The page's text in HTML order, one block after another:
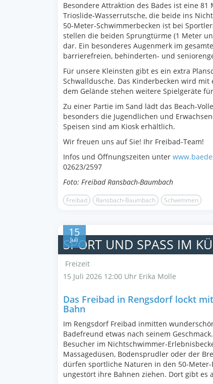
Besondere Attraktion des Bades ist eine 81
Trioslide-Wasserrutsche, die beide ins
50-Meter-Schwimmerbecken ist bei
stellen die beiden Sprungtürme (1 Meter
dar. Ein besonderes Augenmerk im
barrierefreien, behinderten- und
Für unsere Kleinsten gibt es ein extra
Schwalldusche. Das Kinderbecken wird
dem Gelände stehen weitere Spielgeräte
Zu einer Partie im Sand lädt das Beach-
besonders die Jugendlichen und
Speisen sind am Kiosk erhältlich.
Wir freuen uns auf Sie! Ihr Freibad-Team!
Infos und Öffnungszeiten unter
02623/2597
Foto: Freibad Ransbach-Baumbach
Freibad Ransbach-Baumbach Schwimmen
15
Juli
SPORT UND SPASS IM
Freizeit
15 Juli 2026 12:00 Uhr Erika Molle
Das Freibad in Rengsdorf lockt
Bahn
Im Rengsdorf Freibad inmitten
Badefreund etwas nach seinem
Besucher im Nichtschwimmer-
Massagedüsen, Bodensprudler oder der
dürfen sportliche Naturen in den 50-Meter-
ungestört ihre Bahnen ziehen. Dort gibt es